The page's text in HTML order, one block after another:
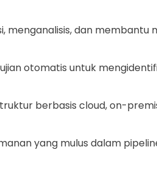
menganalisis, dan
otomatis untuk
berbasis cloud, on-
yang mulus dalam